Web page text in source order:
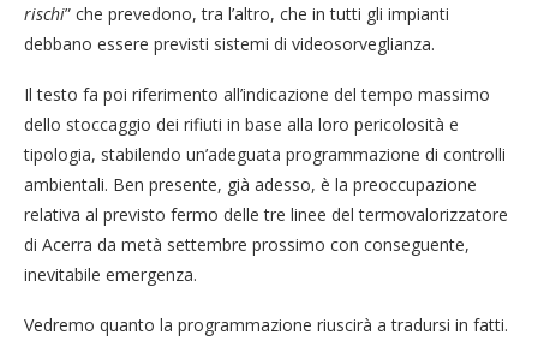
rischi” che prevedono, tra l’altro, che in tutti gli impianti
debbano essere previsti sistemi di videosorveglianza.
Il testo fa poi riferimento all’indicazione del tempo massimo
dello stoccaggio dei rifiuti in base alla loro pericolosità e
tipologia, stabilendo un’adeguata programmazione di controlli
ambientali. Ben presente, già adesso, è la preoccupazione
relativa al previsto fermo delle tre linee del termovalorizzatore
di Acerra da metà settembre prossimo con conseguente,
inevitabile emergenza.
Vedremo quanto la programmazione riuscirà a tradursi in fatti.